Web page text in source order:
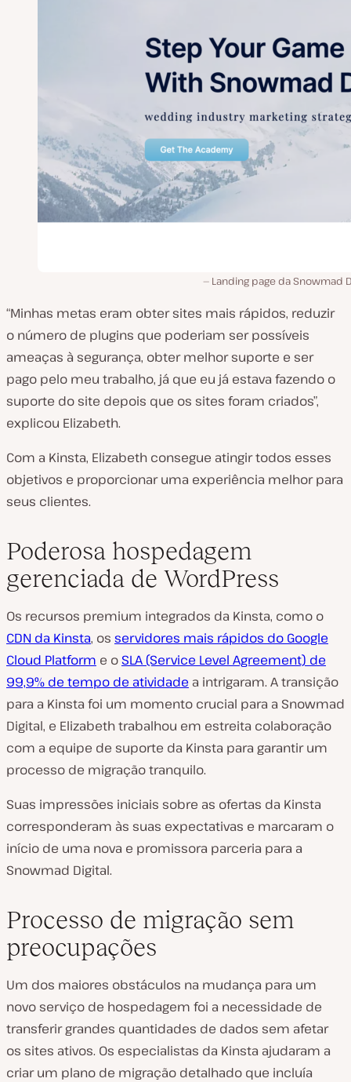
Landing page da Snowmad
“Minhas metas eram obter sites mais rápidos, reduzir
o número de plugins que poderiam ser possíveis
ameaças à segurança, obter melhor suporte e ser
pago pelo meu trabalho, já que eu já estava fazendo o
suporte do site depois que os sites foram criados”,
explicou Elizabeth.
Com a Kinsta, Elizabeth consegue atingir todos esses
objetivos e proporcionar uma experiência melhor para
seus clientes.
Poderosa hospedagem
gerenciada de WordPress
Os recursos premium integrados da Kinsta, como o
CDN da Kinsta, os servidores mais rápidos do Google
Cloud Platform e o SLA (Service Level Agreement) de
99,9% de tempo de atividade a intrigaram. A transição
para a Kinsta foi um momento crucial para a Snowmad
Digital, e Elizabeth trabalhou em estreita colaboração
com a equipe de suporte da Kinsta para garantir um
processo de migração tranquilo.
Suas impressões iniciais sobre as ofertas da Kinsta
corresponderam às suas expectativas e marcaram o
início de uma nova e promissora parceria para a
Snowmad Digital.
Processo de migração sem
preocupações
Um dos maiores obstáculos na mudança para um
novo serviço de hospedagem foi a necessidade de
transferir grandes quantidades de dados sem afetar
os sites ativos. Os especialistas da Kinsta ajudaram a
criar um plano de migração detalhado que incluía